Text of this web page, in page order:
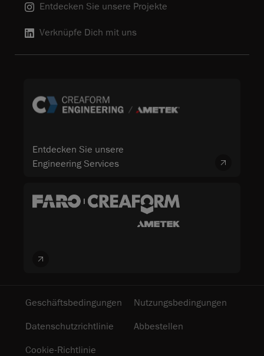
Entdecken Sie unsere Projekte
Verknüpfe Dich mit uns
Entdecken Sie unsere
Engineering Services
Geschäftsbedingungen
Nutzungsbedingungen
Datenschutzrichtlinie
Abbestellen
Cookie-Richtlinie